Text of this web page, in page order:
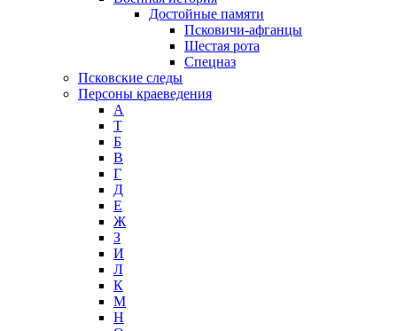
Достойные памяти
Псковичи-афганцы
Шестая рота
Спецназ
Псковские следы
Персоны краеведения
А
T
Б
В
Г
Д
Е
Ж
З
И
Л
К
М
Н